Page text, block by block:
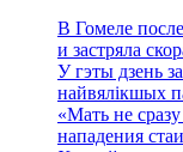
В Гомеле
и застряла
У гэты дзень
найвялікшых
«Мать не
нападения